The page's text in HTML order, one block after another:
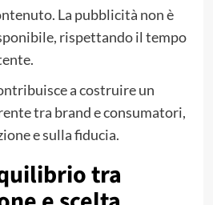
La pubblicità non è
rispettando il tempo
a costruire un
tra brand e consumatori,
e sulla fiducia.
tra